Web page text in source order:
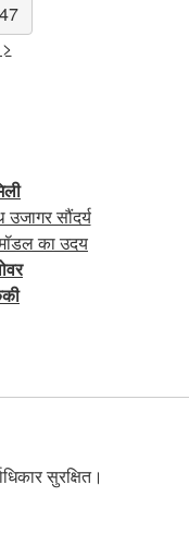
उजागर सौंदर्य
का उदय
सुरक्षित।